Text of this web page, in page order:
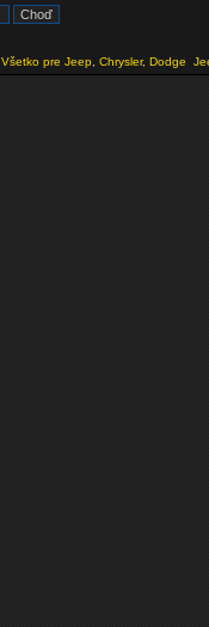
Všetko pre Jeep, Chrysler, Dodge